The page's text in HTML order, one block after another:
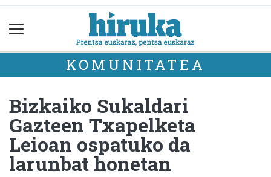
KOMUNITATEA
Bizkaiko Sukaldari
Gazteen Txapelketa
Leioan ospatuko da
larunbat honetan